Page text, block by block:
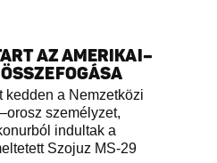
AZ AMERIKAI–
kedden a Nemzetközi
személyzet,
indultak a
Szojuz MS-29